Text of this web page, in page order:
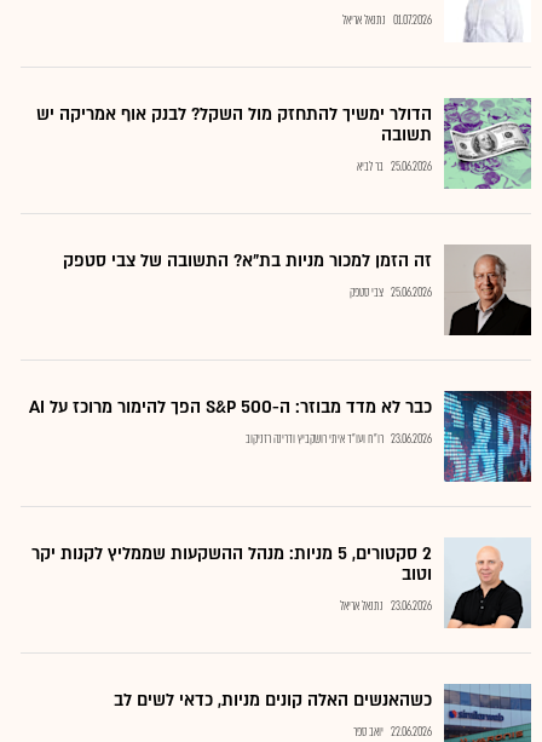
01.07.2026 נתנאל אריאל
הדולר ימשיך להתחזק מול השקל? לבנק אוף אמריקה יש
תשובה
25.06.2026 בר לביא
זה הזמן למכור מניות בת"א? התשובה של צבי סטפק
25.06.2026 צבי סטפק
כבר לא מדד מבוזר: ה-S&P 500 הפך להימור מרוכז על AI
23.06.2026 רו"ח ועו"ד איתי רושקביץ ודרינה רזניקוב
2 סקטורים, 5 מניות: מנהל ההשקעות שממליץ לקנות יקר
וטוב
23.06.2026 נתנאל אריאל
כשהאנשים האלה קונים מניות, כדאי לשים לב
22.06.2026 יואב ספר